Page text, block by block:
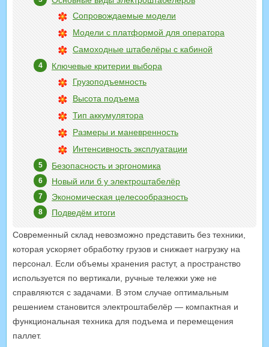
Сопровождаемые модели
Модели с платформой для оператора
Самоходные штабелёры с кабиной
Ключевые критерии выбора
Грузоподъемность
Высота подъема
Тип аккумулятора
Размеры и маневренность
Интенсивность эксплуатации
Безопасность и эргономика
Новый или б у электроштабелёр
Экономическая целесообразность
Подведём итоги
Современный склад невозможно представить без техники,
которая ускоряет обработку грузов и снижает нагрузку на
персонал. Если объемы хранения растут, а пространство
используется по вертикали, ручные тележки уже не
справляются с задачами. В этом случае оптимальным
решением становится электроштабелёр — компактная и
функциональная техника для подъема и перемещения
паллет.